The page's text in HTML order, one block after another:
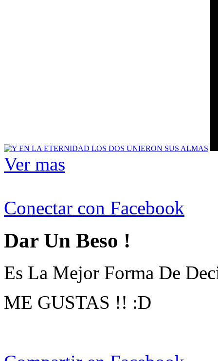
Ver mas
Conectar con Facebook
Dar Un Beso !
Es La Mejor Forma De
ME GUSTAS !! :D